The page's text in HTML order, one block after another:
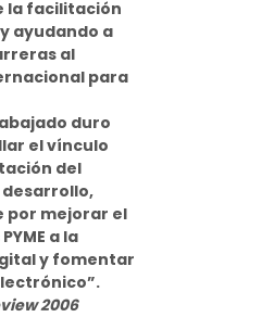
la facilitación
ayudando a
al
para
duro
el vínculo
del
por mejorar el
a la
y fomentar
2006